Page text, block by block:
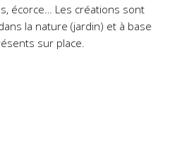
écorce… Les créations sont
la nature (jardin) et à base
sur place.